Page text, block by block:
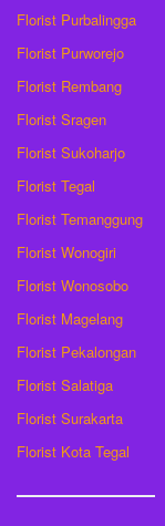
Florist Purbalingga
Florist Purworejo
Florist Rembang
Florist Sragen
Florist Sukoharjo
Florist Tegal
Florist Temanggung
Florist Wonogiri
Florist Wonosobo
Florist Magelang
Florist Pekalongan
Florist Salatiga
Florist Surakarta
Florist Kota Tegal